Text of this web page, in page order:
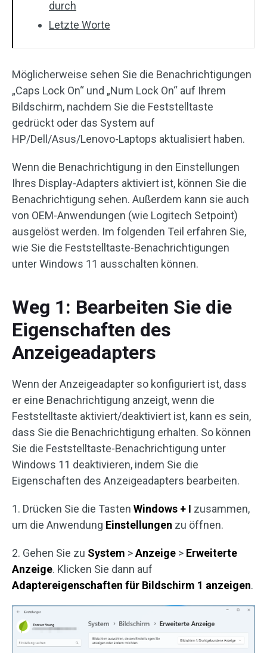
durch
Letzte Worte
Möglicherweise sehen Sie die Benachrichtigungen
„Caps Lock On“ und „Num Lock On“ auf Ihrem
Bildschirm, nachdem Sie die Feststelltaste
gedrückt oder das System auf
HP/Dell/Asus/Lenovo-Laptops aktualisiert haben.
Wenn die Benachrichtigung in den Einstellungen
Ihres Display-Adapters aktiviert ist, können Sie die
Benachrichtigung sehen. Außerdem kann sie auch
von OEM-Anwendungen (wie Logitech Setpoint)
ausgelöst werden. Im folgenden Teil erfahren Sie,
wie Sie die Feststelltaste-Benachrichtigungen
unter Windows 11 ausschalten können.
Weg 1: Bearbeiten Sie die
Eigenschaften des
Anzeigeadapters
Wenn der Anzeigeadapter so konfiguriert ist, dass
er eine Benachrichtigung anzeigt, wenn die
Feststelltaste aktiviert/deaktiviert ist, kann es sein,
dass Sie die Benachrichtigung erhalten. So können
Sie die Feststelltaste-Benachrichtigung unter
Windows 11 deaktivieren, indem Sie die
Eigenschaften des Anzeigeadapters bearbeiten.
1. Drücken Sie die Tasten Windows + I zusammen,
um die Anwendung Einstellungen zu öffnen.
2. Gehen Sie zu System >Anzeige > Erweiterte
Anzeige. Klicken Sie dann auf
Adaptereigenschaften für Bildschirm 1 anzeigen.